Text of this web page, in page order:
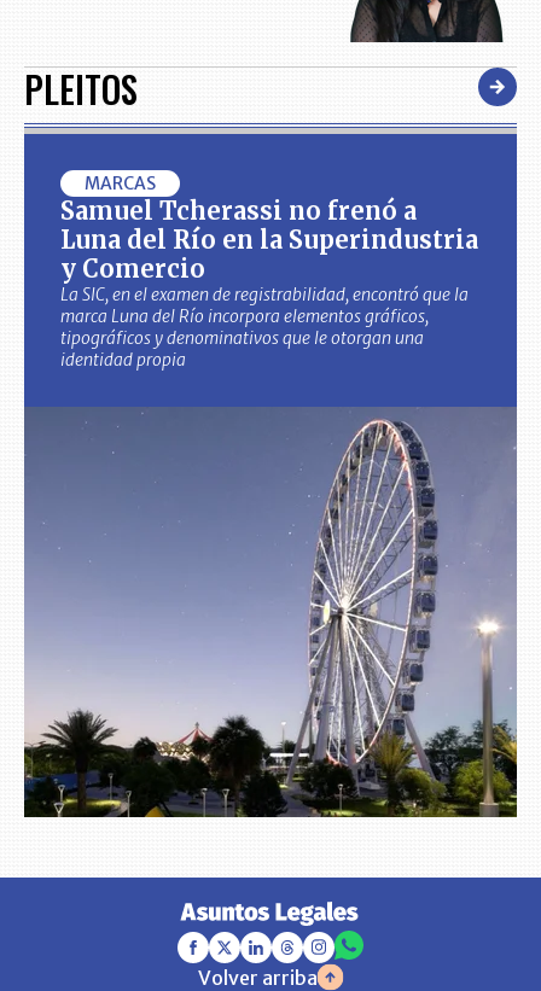
PLEITOS
MARCAS
Samuel Tcherassi no frenó a
Luna del Río en la Superindustria
y Comercio
La SIC, en el examen de registrabilidad, encontró que la
marca Luna del Río incorpora elementos gráficos,
tipográficos y denominativos que le otorgan una
identidad propia
Volver arriba